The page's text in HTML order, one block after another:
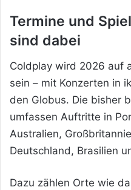
Termine und
sind dabei
Coldplay wird 2026 auf
sein – mit Konzerten in
den Globus. Die bisher
umfassen Auftritte in
Australien,
Deutschland, Brasilien
Dazu zählen Orte wie